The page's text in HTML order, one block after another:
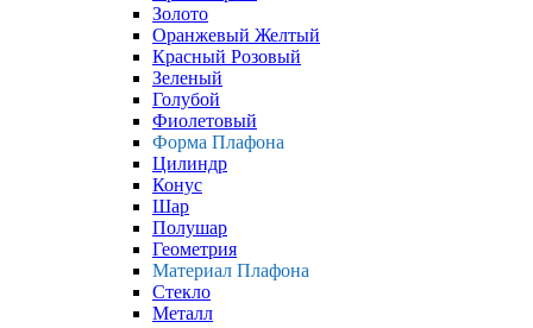
Золото
Оранжевый Желтый
Красный Розовый
Зеленый
Голубой
Фиолетовый
Форма Плафона
Цилиндр
Конус
Шар
Полушар
Геометрия
Материал Плафона
Стекло
Металл